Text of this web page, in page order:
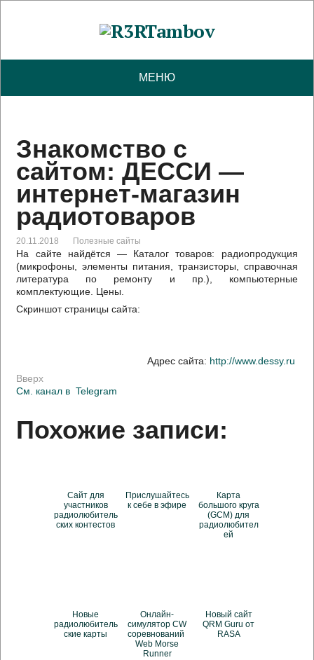
МЕНЮ
Знакомство с
сайтом: ДЕССИ —
интернет-магазин
радиотоваров
20.11.2018 Полезные сайты
На сайте найдётся — Каталог товаров: радиопродукция
(микрофоны, элементы питания, транзисторы, справочная
литература по ремонту и пр.), компьютерные
комплектующие. Цены.
Скриншот страницы сайта:
Адрес сайта: http://www.dessy.ru
Вверх
См. канал в Telegram
Похожие записи:
Сайт для
участников
радиолюбитель
ских контестов
Прислушайтесь
к себе в эфире
Карта
большого круга
(GCM) для
радиолюбител
ей
Новые
радиолюбитель
ские карты
Онлайн-
симулятор CW
соревнований
Web Morse
Runner
Новый сайт
QRM Guru от
RASA